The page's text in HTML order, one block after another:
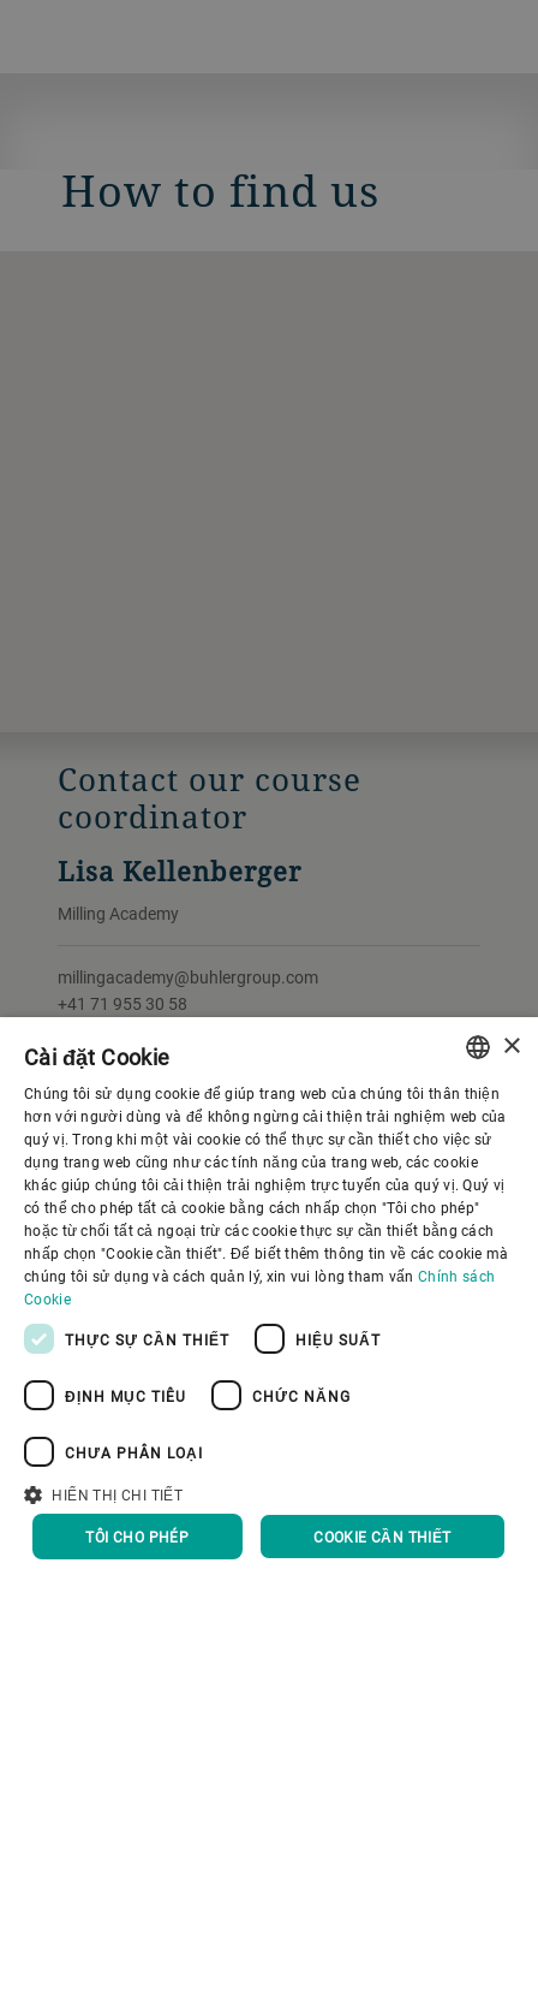
How to find us
Contact our course
coordinator
Lisa Kellenberger
Milling Academy
millingacademy@buhlergroup.com
+41 71 955 30 58
Gupfenstrasse 5
9240
Uzwil
Switzerland
CONTACT US
ENGLISH
SPANISH
GERMAN
FRENCH
PORTUGUESE
×
Cài đặt Cookie
Chúng tôi sử dụng cookie để giúp trang web của chúng tôi thân thiện
hơn với người dùng và để không ngừng cải thiện trải nghiệm web của
quý vị. Trong khi một vài cookie có thể thực sự cần thiết cho việc sử
dụng trang web cũng như các tính năng của trang web, các cookie
khác giúp chúng tôi cải thiện trải nghiệm trực tuyến của quý vị. Quý vị
có thể cho phép tất cả cookie bằng cách nhấp chọn "Tôi cho phép"
hoặc từ chối tất cả ngoại trừ các cookie thực sự cần thiết bằng cách
nhấp chọn "Cookie cần thiết". Để biết thêm thông tin về các cookie mà
chúng tôi sử dụng và cách quản lý, xin vui lòng tham vấnChính sách
Cookie
THỰC SỰ CẦN THIẾT HIỆU SUẤT
ĐỊNH MỤC TIÊU CHỨC NĂNG
CHƯA PHÂN LOẠI
HIỂN THỊ CHI TIẾT
TÔI CHO PHÉP COOKIE CẦN THIẾT